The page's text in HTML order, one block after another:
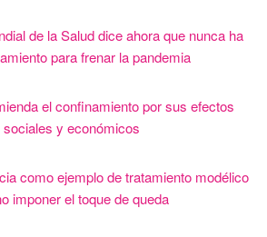
de la Salud dice ahora que nunca ha
para frenar la pandemia
el confinamiento por sus efectos
y económicos
como ejemplo de tratamiento modélico
imponer el toque de queda